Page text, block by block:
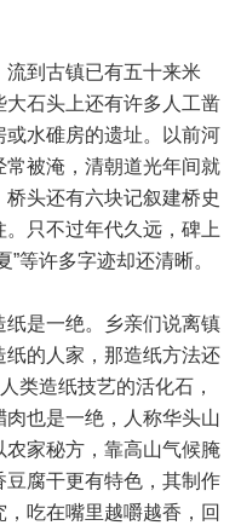
到古镇已有五十来米
石头上还有许多人工凿
水碓房的遗址。以前河
被淹，清朝道光年间就
头还有六块记叙建桥史
只不过年代久远，碑上
等许多字迹却还清晰。
是一绝。乡亲们说离镇
的人家，那造纸方法还
类造纸技艺的活化石，
也是一绝，人称华头山
农家秘方，靠高山气候腌
腐干更有特色，其制作
吃在嘴里越嚼越香，回